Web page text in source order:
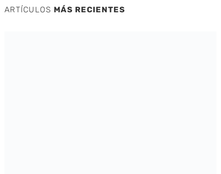
ARTÍCULOS MÁS RECIENTES